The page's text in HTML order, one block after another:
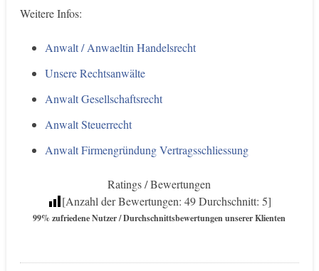
Weitere Infos:
Anwalt / Anwaeltin Handelsrecht
Unsere Rechtsanwälte
Anwalt Gesellschaftsrecht
Anwalt Steuerrecht
Anwalt Firmengründung Vertragsschliessung
Ratings / Bewertungen
[Anzahl der Bewertungen: 49Durchschnitt: 5]
99% zufriedene Nutzer / Durchschnittsbewertungen unserer Klienten